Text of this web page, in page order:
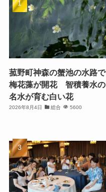
菰野町神森の蟹池の水路で
梅花藻が開花 智積養水の
名水が育む白い花
2026年8月4日 総合 5600